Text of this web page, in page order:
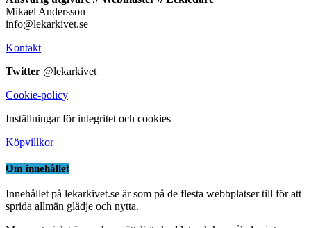
Mikael Andersson
info@lekarkivet.se
Kontakt
Twitter @lekarkivet
Cookie-policy
Inställningar för integritet och cookies
Köpvillkor
Om innehållet
Innehållet på lekarkivet.se är som på de flesta webbplatser till för att
sprida allmän glädje och nytta.